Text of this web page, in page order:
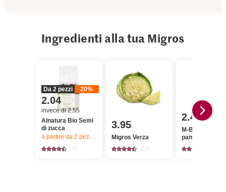
Ingredienti alla tua Migros
Da 2 pezzi 20%
2.04
invece di 2.55
Alnatura Bio Semi
di zucca
a partire da 2 pezzi, Offerta valida solo dal 6.8 al 12.8.2026, fino a
3.95
Migros Verza
2.40
M-Budget
pancetta